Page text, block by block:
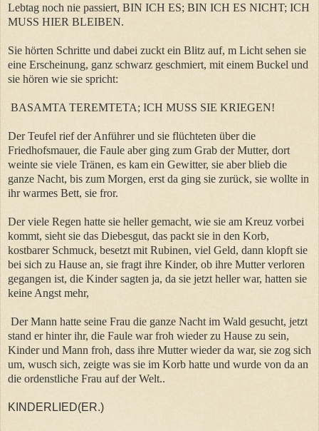
Lebtag noch nie passiert, BIN ICH ES; BIN ICH ES NICHT; ICH
MUSS HIER BLEIBEN.
Sie hörten Schritte und dabei zuckt ein Blitz auf, m Licht sehen sie
eine Erscheinung, ganz schwarz geschmiert, mit einem Buckel und
sie hören wie sie spricht:
BASAMTA TEREMTETA; ICH MUSS SIE KRIEGEN!
Der Teufel rief der Anführer und sie flüchteten über die
Friedhofsmauer, die Faule aber ging zum Grab der Mutter, dort
weinte sie viele Tränen, es kam ein Gewitter, sie aber blieb die
ganze Nacht, bis zum Morgen, erst da ging sie zurück, sie wollte in
ihr warmes Bett, sie fror.
Der viele Regen hatte sie heller gemacht, wie sie am Kreuz vorbei
kommt, sieht sie das Diebesgut, das packt sie in den Korb,
kostbarer Schmuck, besetzt mit Rubinen, viel Geld, dann klopft sie
bei sich zu Hause an, sie fragt ihre Kinder, ob ihre Mutter verloren
gegangen ist, die Kinder sagten ja, da sie jetzt heller war, hatten sie
keine Angst mehr,
Der Mann hatte seine Frau die ganze Nacht im Wald gesucht, jetzt
stand er hinter ihr, die Faule war froh wieder zu Hause zu sein,
Kinder und Mann froh, dass ihre Mutter wieder da war, sie zog sich
um, wusch sich, zeigte was sie im Korb hatte und wurde von da an
die ordenstliche Frau auf der Welt..
KINDERLIED(ER.)